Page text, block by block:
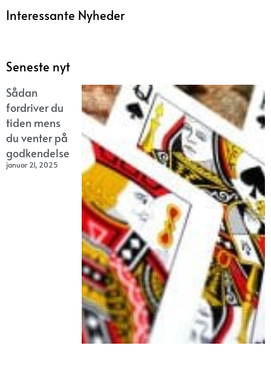
Interessante Nyheder
Seneste nyt
Sådan
fordriver du
tiden mens
du venter på
godkendelse
januar 21, 2025